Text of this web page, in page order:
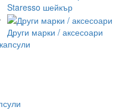
Staresso шейкър
Други марки / аксесоари